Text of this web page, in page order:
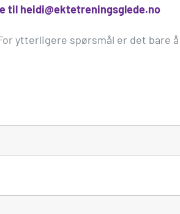
til heidi@ektetreningsglede.no
ytterligere spørsmål er det